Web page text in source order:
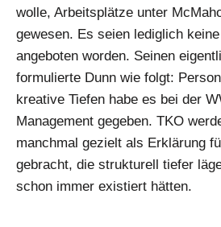
wolle, Arbeitsplätze unter
gewesen. Es seien lediglich
angeboten worden. Seinen
formulierte Dunn wie folgt:
kreative Tiefen habe es bei der
Management gegeben. TKO
manchmal gezielt als Erklärung
gebracht, die strukturell tiefer
schon immer existiert hätten.